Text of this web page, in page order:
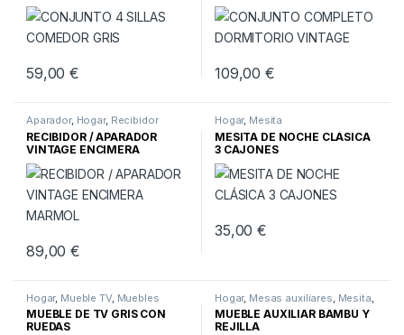
59,00€ 109,00€
Aparador, Hogar, Recibidor
RECIBIDOR / APARADOR
VINTAGE ENCIMERA
MARMOL
89,00€
Hogar, Mesita
MESITA DE NOCHE CLÁSICA
3 CAJONES
35,00€
Hogar, Mueble TV, Muebles
MUEBLE DE TV GRIS CON
RUEDAS
Hogar, Mesas auxiliares Mesita
Salón
MUEBLE AUXILIAR BAMBÚ Y
REJILLA